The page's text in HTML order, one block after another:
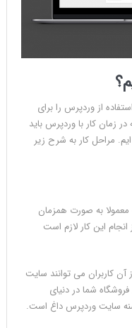
از وردپرس را برای
زمان کار با وردپرس باید
مراحل کار به شرح زیر
معمولا به صورت همزمان
این کار لازم است
آن کاربران می توانند سایت
فروشگاه شما در دنیای